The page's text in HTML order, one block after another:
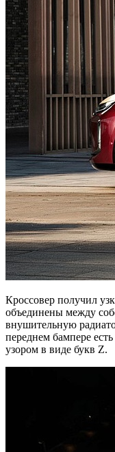
Кроссовер получил
объединены между
внушительную
переднем бампере
узором в виде букв Z.